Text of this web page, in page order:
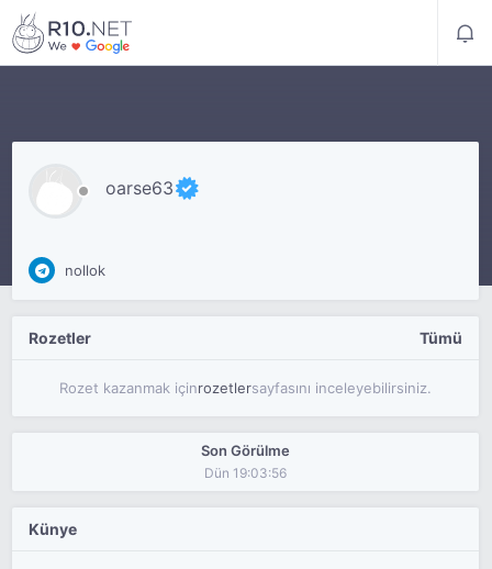
oarse63
nollok
Rozetler Tümü
Rozet kazanmak içinrozetlersayfasını inceleyebilirsiniz.
Son Görülme
Dün 19:03:56
Künye